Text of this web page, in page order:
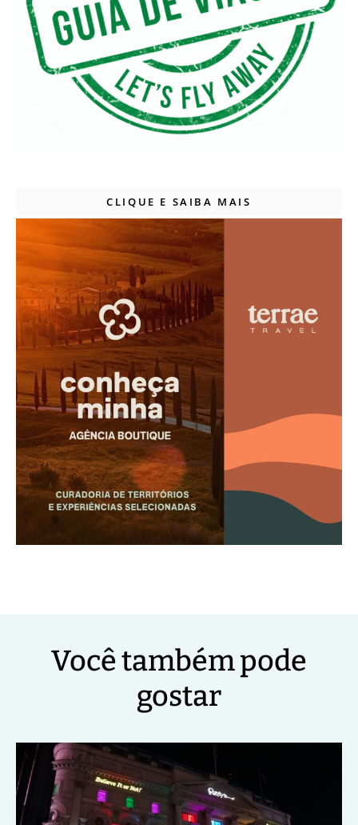
CLIQUE E SAIBA MAIS
Você também pode
gostar